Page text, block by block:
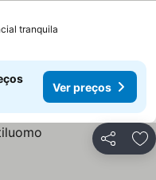
tranquila
Ver preços
Partilhar